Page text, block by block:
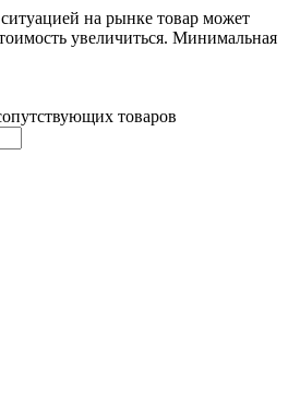
на рынке товар может
увеличиться. Минимальная
товаров